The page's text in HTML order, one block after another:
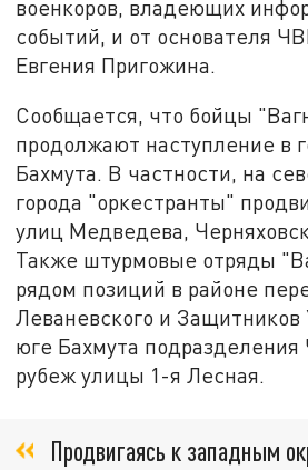
военкоров, владеющих
событий, и от основателя
Евгения Пригожина.
Сообщается, что бойцы
продолжают наступление в
Бахмута. В частности, на
города "оркестранты"
улиц Медведева,
Также штурмовые отряды
рядом позиций в районе
Леваневского и Защитников
юге Бахмута
рубеж улицы 1-я Лесная.
Продвигаясь к западным